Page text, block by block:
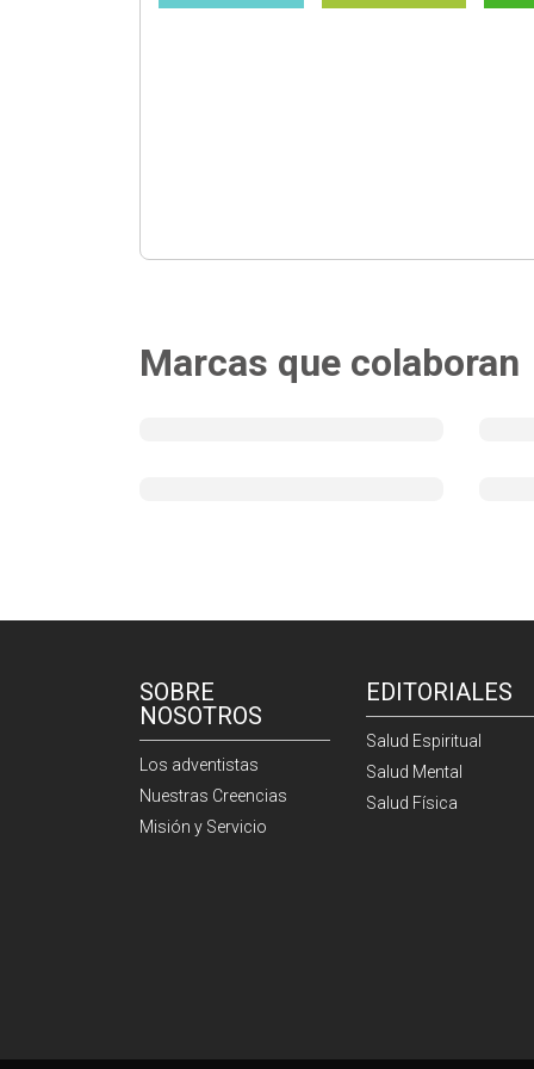
Marcas que colaboran
SOBRE
NOSOTROS
Los adventistas
Nuestras Creencias
Misión y Servicio
EDITORIALES
Salud Espiritual
Salud Mental
Salud Física